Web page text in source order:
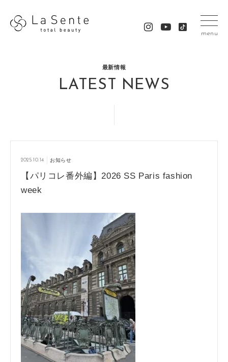
menu
最新情報
LATEST NEWS
2025.10.14 お知らせ
【パリコレ番外編】2026 SS Paris fashion
week